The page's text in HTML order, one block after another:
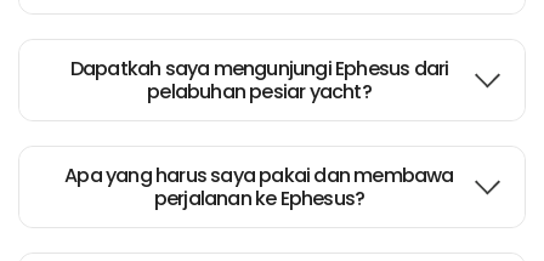
Dapatkah saya mengunjungi Ephesus dari
pelabuhan pesiar yacht?
Apa yang harus saya pakai dan membawa
perjalanan ke Ephesus?